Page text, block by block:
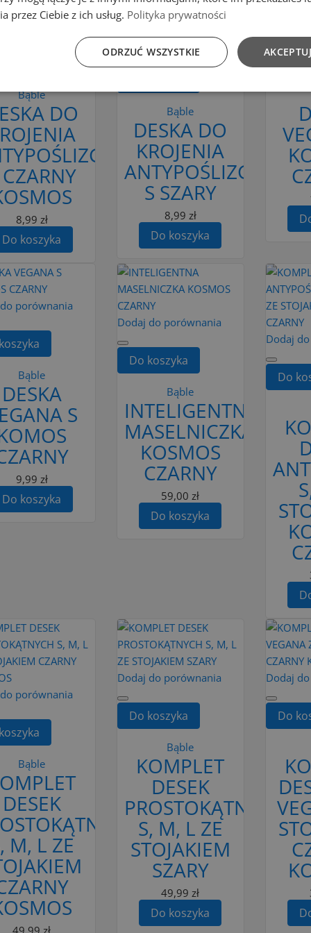
porównania
Bąble
DO
8,99 zł
Do koszyka
Dodaj do porównania
Bąble
DESKA DO
KROJENIA
ANTYPOŚLIZGOWA
S SZARY
8,99 zł
Do koszyka
porównania
Bąble
DESKA
S
9,99 zł
Do koszyka
Dodaj do porównania
Do koszyka
Bąble
INTELIGENTNA
MASELNICZKA
KOSMOS
CZARNY
59,00 zł
Do koszyka
Dodaj
Do
porównania
Bąble
DESEK
M, L ZE
Dodaj do porównania
Do koszyka
Bąble
KOMPLET
DESEK
PROSTOKĄTNYCH
S, M, L ZE
STOJAKIEM
SZARY
49,99 zł
Do koszyka
Dodaj
Do
przez Ciebie z ich usług. Polityka prywatności
ODRZUĆ WSZYSTKIE